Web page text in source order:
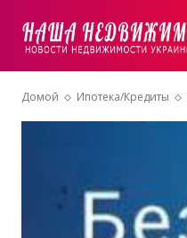
Домой Ипотека/Кредиты